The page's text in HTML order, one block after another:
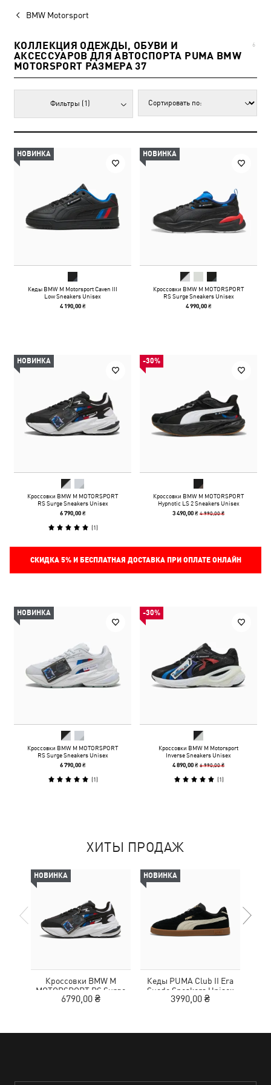
BMW Motorsport
КОЛЛЕКЦИЯ ОДЕЖДЫ, ОБУВИ И
АКСЕССУАРОВ ДЛЯ АВТОСПОРТА PUMA BMW
MOTORSPORT РАЗМЕРА 37
6
Фильтры (1)
НОВИНКА
Кеды BMW M Motorsport Caven III
Low Sneakers Unisex
4 190,00 ₴
НОВИНКА
Кроссовки BMW M MOTORSPORT
RS Surge Sneakers Unisex
4 990,00 ₴
НОВИНКА
Кроссовки BMW M MOTORSPORT
RS Surge Sneakers Unisex
6 790,00 ₴
(1)
-30%
Кроссовки BMW M MOTORSPORT
Hypnotic LS 2 Sneakers Unisex
3 490,00 ₴4 990,00 ₴
СКИДКА 5%И БЕСПЛАТНАЯ ДОСТАВКА ПРИ ОПЛАТЕ ОНЛАЙН
НОВИНКА
Кроссовки BMW M MOTORSPORT
RS Surge Sneakers Unisex
6 790,00 ₴
(1)
-30%
Кроссовки BMW M Motorsport
Inverse Sneakers Unisex
4 890,00 ₴6 990,00 ₴
(1)
ХИТЫ ПРОДАЖ
НОВИНКА
Кроссовки BMW M
MOTORSPORT RS Surge
Sneakers Unisex
6790,00 ₴
НОВИНКА
Кеды PUMA Club II Era
Suede Sneakers Unisex
3990,00 ₴